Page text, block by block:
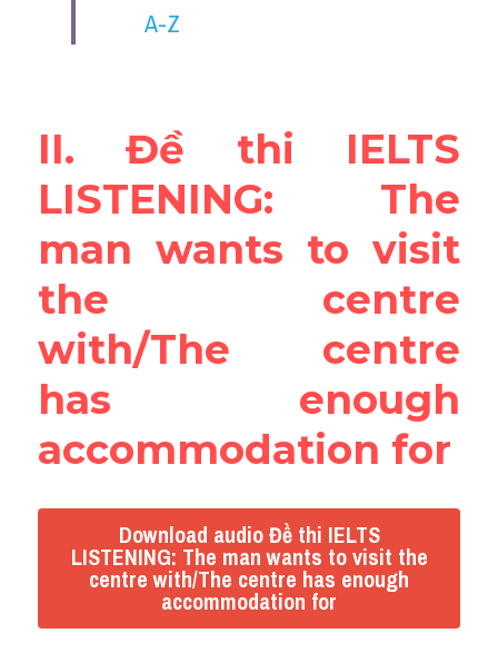
A-Z
II. Đề thi IELTS
LISTENING: The
man wants to visit
the centre
with/The centre
has enough
accommodation for
Download audio Đề thi IELTS
LISTENING: The man wants to visit the
centre with/The centre has enough
accommodation for